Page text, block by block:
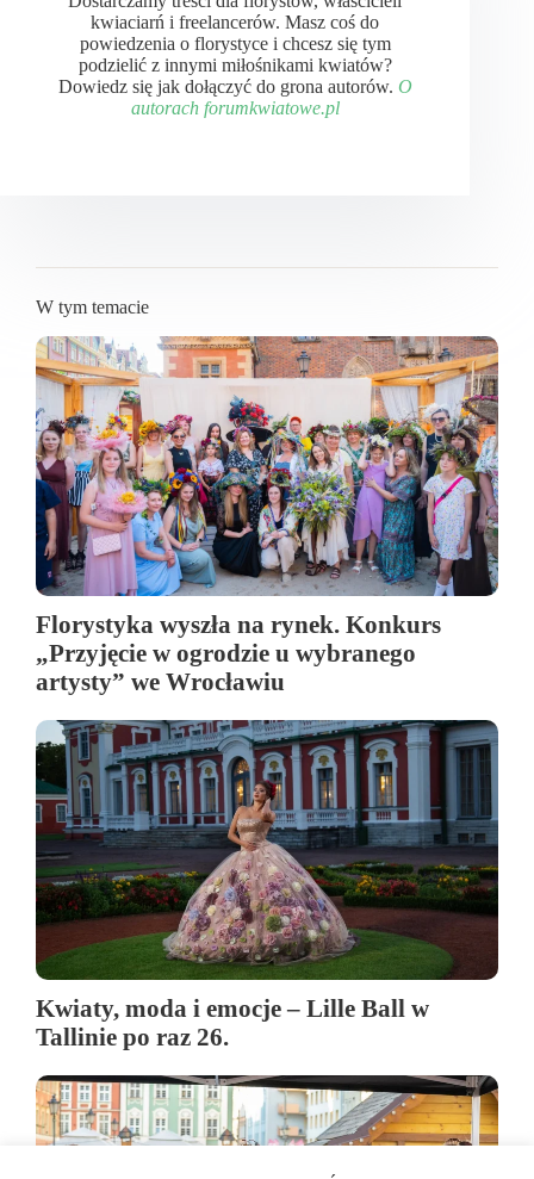
kwiaciarń i freelancerów. Masz coś do
powiedzenia o florystyce i chcesz się tym
podzielić z innymi miłośnikami kwiatów?
Dowiedz się jak dołączyć do grona autorów. O
autorach forumkwiatowe.pl
W tym temacie
Florystyka wyszła na rynek. Konkurs
„Przyjęcie w ogrodzie u wybranego
artysty” we Wrocławiu
Kwiaty, moda i emocje – Lille Ball w
Tallinie po raz 26.